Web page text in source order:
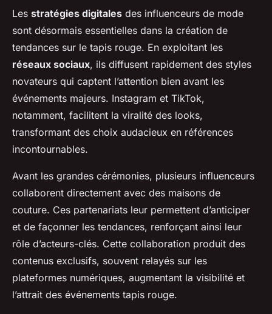
Les stratégies digitales des influenceurs de mode
sont désormais essentielles dans la création de
tendances sur le tapis rouge. En exploitant les
réseaux sociaux, ils diffusent rapidement des styles
novateurs qui captent l’attention bien avant les
événements majeurs. Instagram et TikTok,
notamment, facilitent la viralité des looks,
transformant des choix audacieux en références
incontournables.
Avant les grandes cérémonies, plusieurs influenceurs
collaborent directement avec des maisons de
couture. Ces partenariats leur permettent d’anticiper
et de façonner les tendances, renforçant ainsi leur
rôle d’acteurs-clés. Cette collaboration produit des
contenus exclusifs, souvent relayés sur les
plateformes numériques, augmentant la visibilité et
l’attrait des événements tapis rouge.